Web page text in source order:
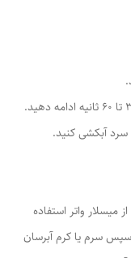
آبکشی کنید.
واتر استفاده
سرم یا کرم آبرسان